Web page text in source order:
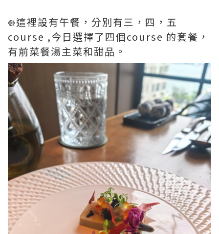
᪥這裡設有午餐，分別有三，四，五
course ,今日選擇了四個course 的套餐，
有前菜餐湯主菜和甜品。